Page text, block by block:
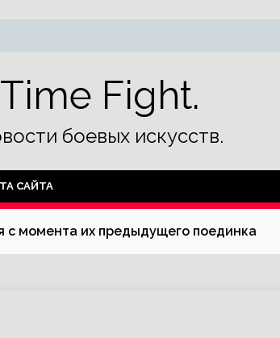
Time Fight.
боевых искусств.
САЙТА
с момента их предыдущего поединка